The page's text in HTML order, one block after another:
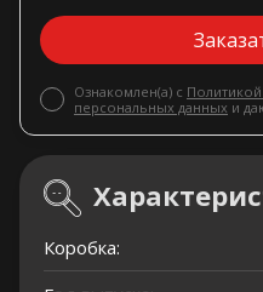
Ознакомлен(а) с
персональных данных и
Коробка: